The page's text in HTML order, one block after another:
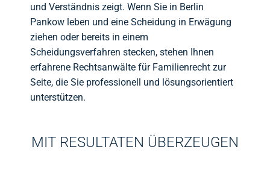
und Verständnis zeigt. Wenn Sie in Berlin
Pankow leben und eine Scheidung in Erwägung
ziehen oder bereits in einem
Scheidungsverfahren stecken, stehen Ihnen
erfahrene Rechtsanwälte für Familienrecht zur
Seite, die Sie professionell und lösungsorientiert
unterstützen.
MIT RESULTATEN ÜBERZEUGEN